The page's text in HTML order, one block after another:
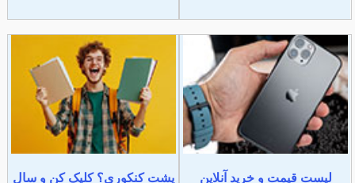
لیست قیمت و خرید آنلاین پشت کنکوری؟ کلیک کن و سال